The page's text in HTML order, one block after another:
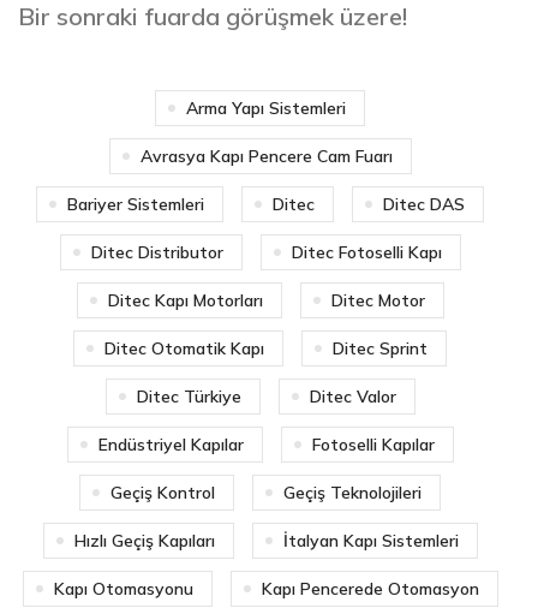
Bir sonraki fuarda görüşmek üzere!
Arma Yapı Sistemleri
Avrasya Kapı Pencere Cam Fuarı
Bariyer Sistemleri Ditec Ditec DAS
Ditec Distributor Ditec Fotoselli Kapı
Ditec Kapı Motorları Ditec Motor
Ditec Otomatik Kapı Ditec Sprint
Ditec Türkiye Ditec Valor
Endüstriyel Kapılar Fotoselli Kapılar
Geçiş Kontrol Geçiş Teknolojileri
Hızlı Geçiş Kapıları İtalyan Kapı Sistemleri
Kapı Otomasyonu Kapı Pencerede Otomasyon